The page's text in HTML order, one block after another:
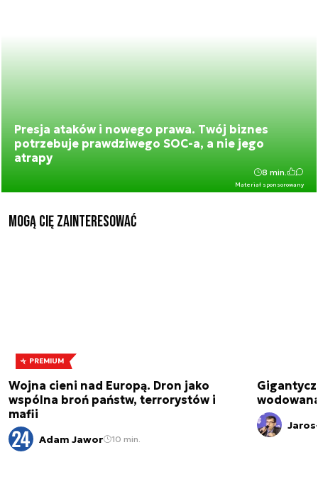
Presja ataków i nowego prawa. Twój biznes
potrzebuje prawdziwego SOC-a, a nie jego
atrapy
Materiał sponsorowany
8 min.
Mogą Cię zainteresować
PREMIUM
Wojna cieni nad Europą. Dron jako
wspólna broń państw, terrorystów i
mafii
Adam Jawor 10 min.